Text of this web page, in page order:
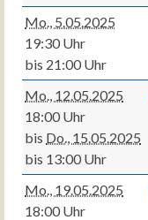
Mo., 5.05.2025
19:30 Uhr
bis 21:00 Uhr
Mo., 12.05.2025
18:00 Uhr
bis Do., 15.05.2025
bis 13:00 Uhr
Mo., 19.05.2025
18:00 Uhr